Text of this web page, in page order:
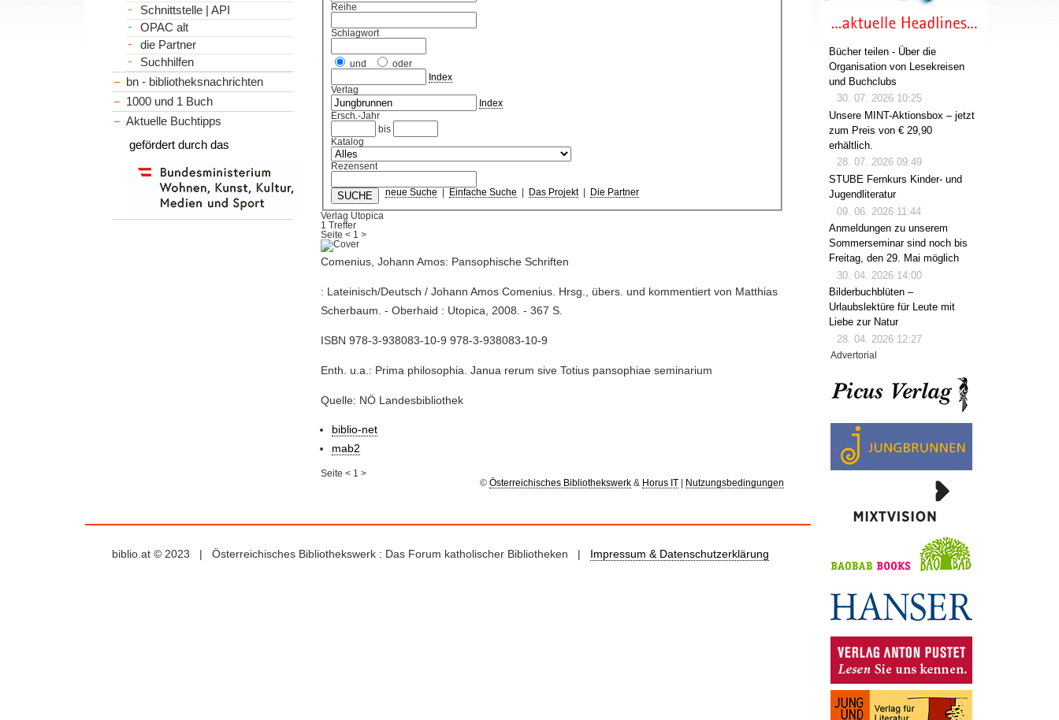
Reihe
Schlagwort
und
oder
Index
Verlag
Index
Ersch.-Jahr
bis
Katalog
Rezensent
neue Suche Einfache Suche Das Projekt| Die Partner
Verlag Utopica
1 Treffer
Seite< 1 >
Comenius, Johann Amos: Pansophische Schriften
: Lateinisch/Deutsch / Johann Amos Comenius. Hrsg., übers. und kommentiert von Matthias
Scherbaum. - Oberhaid : Utopica, 2008. - 367 S.
ISBN 978-3-938083-10-9 978-3-938083-10-9
Enth. u.a.: Prima philosophia. Janua rerum sive Totius pansophiae seminarium
Quelle: NÖ Landesbibliothek
biblio-net
mab2
Seite< 1 >
© Österreichisches Bibliothekswerk& Horus IT| Nutzungsbedingungen
Schnittstelle | API
OPAC alt
die Partner
Suchhilfen
bn - bibliotheksnachrichten
1000 und 1 Buch
Aktuelle Buchtipps
gefördert durch das
biblio.at © 2023 | Österreichisches Bibliothekswerk : Das Forum katholischer Bibliotheken | Impressum & Datenschutzerklärung
Bücher teilen - Über die
Organisation von Lesekreisen
und Buchclubs
30. 07. 2026 10:25
Unsere MINT-Aktionsbox – jetzt
zum Preis von € 29,90
erhältlich.
28. 07. 2026 09:49
STUBE Fernkurs Kinder- und
Jugendliteratur
09. 06. 2026 11:44
Anmeldungen zu unserem
Sommerseminar sind noch bis
Freitag, den 29. Mai möglich
30. 04. 2026 14:00
Bilderbuchblüten –
Urlaubslektüre für Leute mit
Liebe zur Natur
28. 04. 2026 12:27
Advertorial